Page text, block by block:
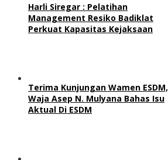
Harli Siregar : Pelatihan
Management Resiko Badiklat
Perkuat Kapasitas Kejaksaan
Terima Kunjungan Wamen ESDM,
Waja Asep N. Mulyana Bahas Isu
Aktual Di ESDM